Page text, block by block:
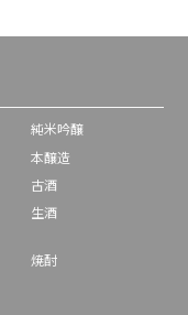
純米吟醸
本醸造
古酒
生酒
焼酎